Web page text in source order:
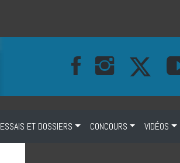
ESSAIS ET DOSSIERS CONCOURS VIDÉOS